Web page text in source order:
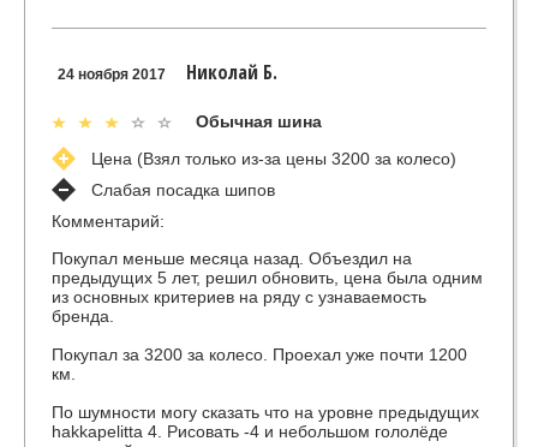
24 ноября 2017 Николай Б.
Обычная шина
Цена (Взял только из-за цены 3200 за колесо)
Слабая посадка шипов
Комментарий:
Покупал меньше месяца назад. Объездил на
предыдущих 5 лет, решил обновить, цена была одним
из основных критериев на ряду с узнаваемость
бренда.
Покупал за 3200 за колесо. Проехал уже почти 1200
км.
По шумности могу сказать что на уровне предыдущих
hakkapelitta 4. Рисовать -4 и небольшом гололёде